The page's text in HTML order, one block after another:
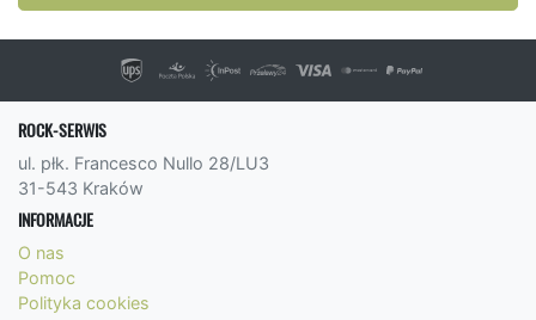
ROCK-SERWIS
ul. płk. Francesco Nullo 28/LU3
31-543 Kraków
INFORMACJE
O nas
Pomoc
Polityka cookies